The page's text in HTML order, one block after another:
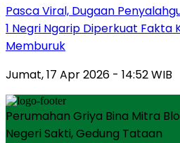
Pasca Viral, Dugaan
1 Negri Ngarip Diperkuat Fakta
Memburuk
Jumat, 17 Apr 2026 - 14:52 WIB
Perumahan Griya Bina Mitra
Negeri Sakti, Gedung Tataan